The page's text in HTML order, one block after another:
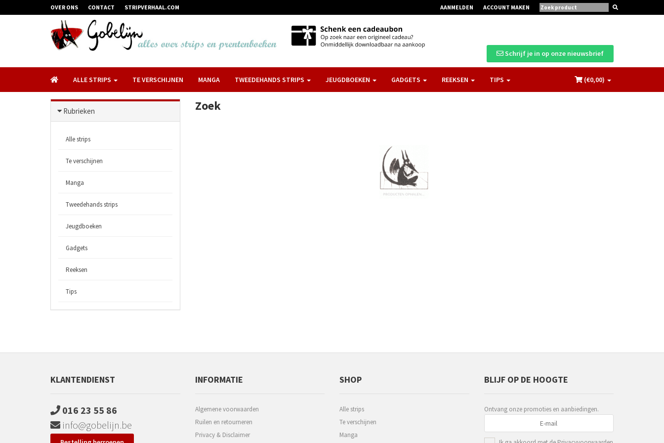
OVER ONS CONTACT STRIPVERHAAL.COM AANMELDEN ACCOUNT MAKEN
Schrijf je in op onze nieuwsbrief
ALLE STRIPS TE VERSCHIJNEN MANGA TWEEDEHANDS STRIPS JEUGDBOEKEN GADGETS REEKSEN TIPS (€0,00)
Rubrieken
Alle strips
Te verschijnen
Manga
Tweedehands strips
Jeugdboeken
Gadgets
Reeksen
Tips
Zoek
KLANTENDIENST
016 23 55 86
info@gobelijn.be
INFORMATIE
Algemene voorwaarden
Ruilen en retourneren
Privacy & Disclaimer
SHOP
Alle strips
Te verschijnen
Manga
BLIJF OP DE HOOGTE
Ontvang onze promoties en aanbiedingen.